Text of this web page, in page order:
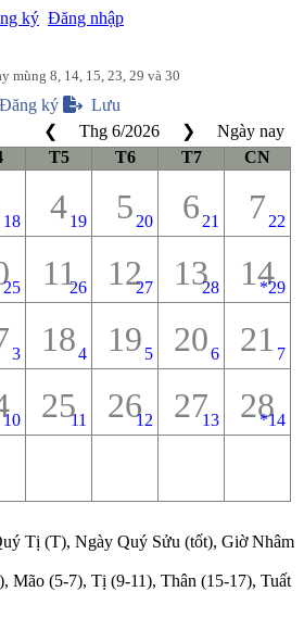
ký Đăng nhập
mùng 8, 14, 15, 23, 29 và 30
Đăng ký
Lưu
❮
Thg 6/2026 ❯
Ngày nay
T5 T6 T7 CN
18 419 5 20 6 21 7 22
25 1126 1227 1328 14
*29
3 184 19 5 206 21 7
10 2511 2612 2713 28
*14
Tị (T), Ngày Quý Sửu (tốt), Giờ Nhâm
Mão (5-7), Tị (9-11), Thân (15-17), Tuất